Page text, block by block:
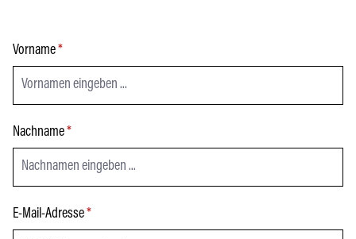
Vorname*
Nachname*
E-Mail-Adresse*